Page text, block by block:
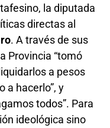
la diputada
directas al
. A través de sus
Provincia “tomó
a pesos
a hacerlo”, y
todos”. Para
ideológica sino